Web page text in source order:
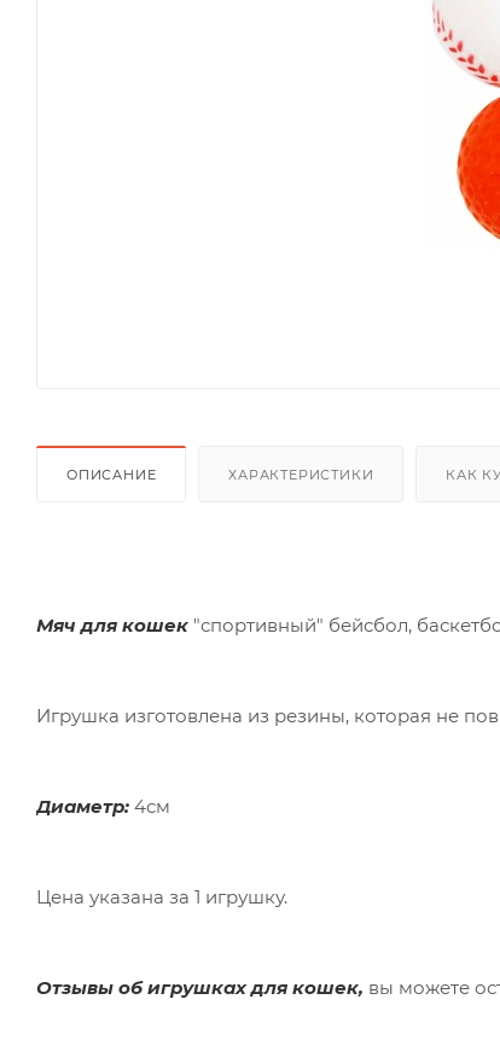
ОПИСАНИЕ ХАРАКТЕРИСТИКИ КАК
Мяч для кошек "спортивный" бейсбол,
Игрушка изготовлена из резины, которая не
Диаметр: 4см
Цена указана за 1 игрушку.
Отзывы об игрушках для кошек, вы можете